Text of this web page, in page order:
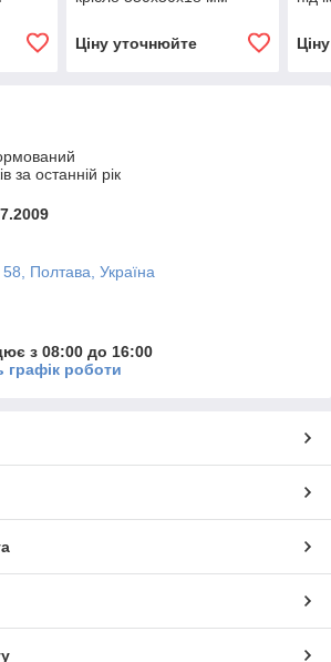
Ціну уточнюйте
за останній рік
Полтава, Україна
з 08:00 до 16:00
графік роботи